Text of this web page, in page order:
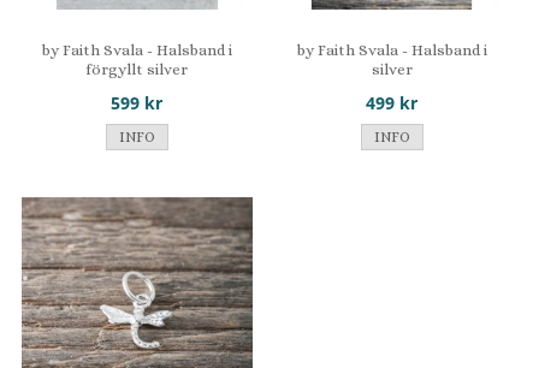
by Faith Svala - Halsband i
förgyllt silver
599 kr
INFO
by Faith Svala - Halsband i
silver
499 kr
INFO